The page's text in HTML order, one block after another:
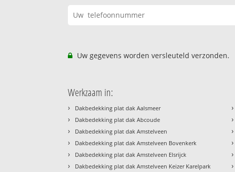
Uw gegevens worden versleuteld verzonden.
Werkzaam in:
› Dakbedekking plat dak Aalsmeer
› Dakbedekking plat dak Abcoude
› Dakbedekking plat dak Amstelveen
› Dakbedekking plat dak Amstelveen Bovenkerk
› Dakbedekking plat dak Amstelveen Elsrijck
› Dakbedekking plat dak Amstelveen Keizer Karelpark
›
›
›
›
›
›